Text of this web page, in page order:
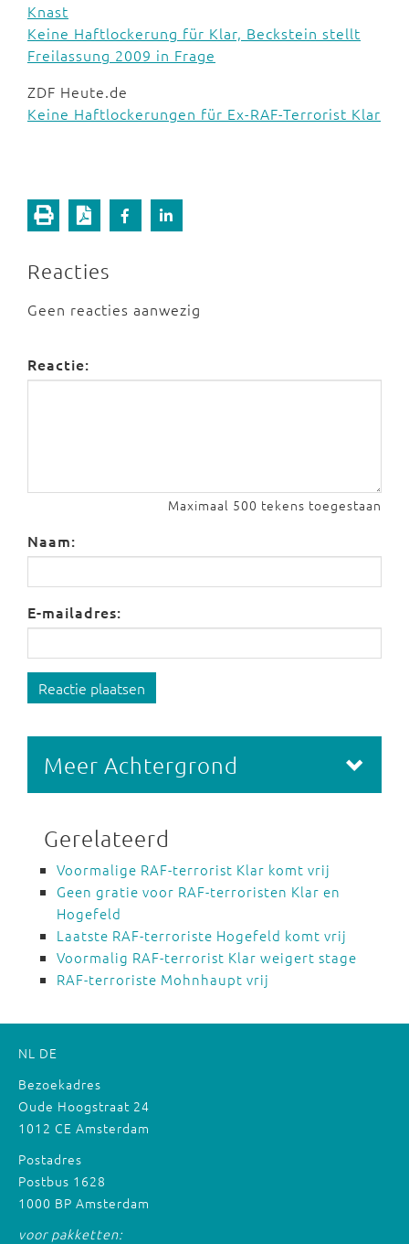
Knast
Keine Haftlockerung für Klar, Beckstein stellt
Freilassung 2009 in Frage
ZDF Heute.de
Keine Haftlockerungen für Ex-RAF-Terrorist Klar
Reacties
Geen reacties aanwezig
Reactie:
Maximaal 500 tekens toegestaan
Naam:
E-mailadres:
Reactie plaatsen
Meer Achtergrond
Gerelateerd
Voormalige RAF-terrorist Klar komt vrij
Geen gratie voor RAF-terroristen Klar en
Hogefeld
Laatste RAF-terroriste Hogefeld komt vrij
Voormalig RAF-terrorist Klar weigert stage
RAF-terroriste Mohnhaupt vrij
NL DE
Bezoekadres
Oude Hoogstraat 24
1012 CE Amsterdam
Postadres
Postbus 1628
1000 BP Amsterdam
voor pakketten: